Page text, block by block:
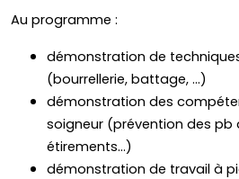
Au programme :
démonstration de
(bourrellerie, battage, ...)
démonstration des
soigneur (prévention des pb
étirements...)
démonstration de travail à